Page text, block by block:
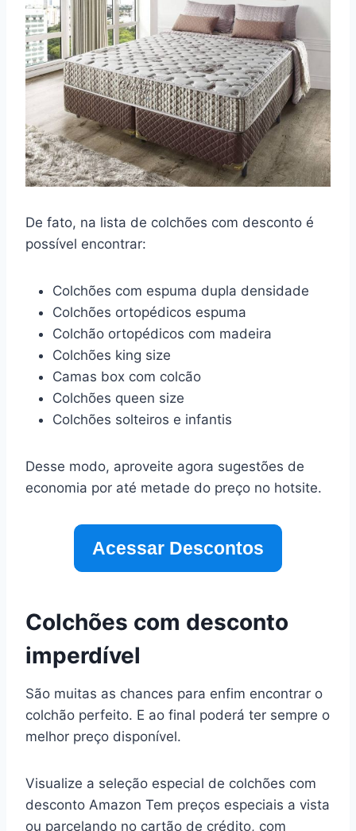
De fato, na lista de colchões com desconto é
possível encontrar:
Colchões com espuma dupla densidade
Colchões ortopédicos espuma
Colchão ortopédicos com madeira
Colchões king size
Camas box com colcão
Colchões queen size
Colchões solteiros e infantis
Desse modo, aproveite agora sugestões de
economia por até metade do preço no hotsite.
Acessar Descontos
Colchões com desconto
imperdível
São muitas as chances para enfim encontrar o
colchão perfeito. E ao final poderá ter sempre o
melhor preço disponível.
Visualize a seleção especial de colchões com
desconto Amazon Tem preços especiais a vista
ou parcelando no cartão de crédito, com